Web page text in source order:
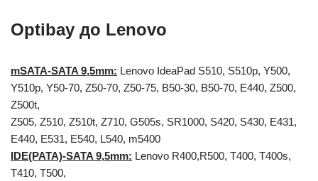
Optibay до Lenovo
mSATA-SATA 9,5mm: Lenovo IdeaPad S510, S510p, Y500,
Y510p, Y50-70, Z50-70, Z50-75, B50-30, B50-70, E440, Z500,
Z500t,
Z505, Z510, Z510t, Z710, G505s, SR1000, S420, S430, E431,
E440, E531, E540, L540, m5400
IDE(PATA)-SATA 9,5mm: Lenovo R400,R500, T400, T400s,
T410, T500,